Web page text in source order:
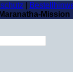
Maranatha-Mission